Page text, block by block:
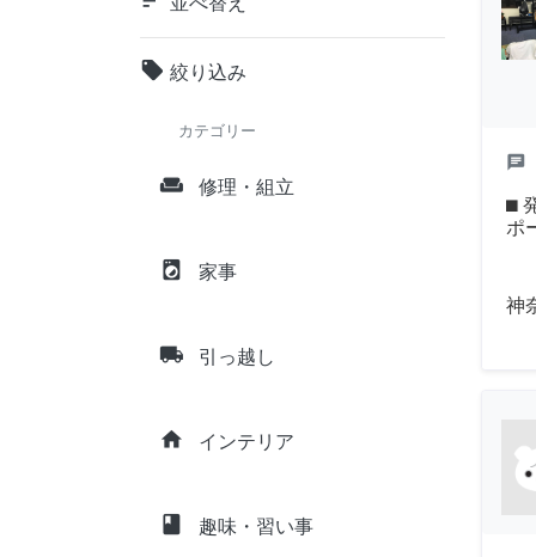
local_offer 絞り込み
カテゴリー
weekend 修理・組立
local_laundry_service 家事
local_shipping 引っ越し
home インテリア
class 趣味・習い事
chat
⬛︎
ポ
神